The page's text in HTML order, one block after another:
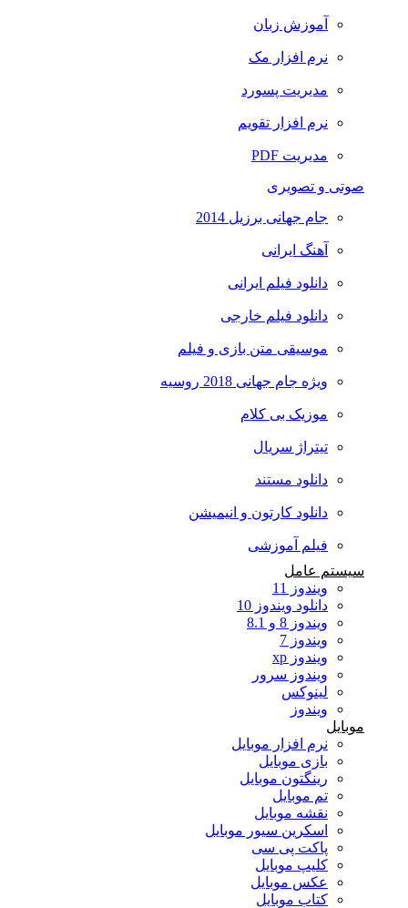
آموزش زبان
نرم افزار مک
مدیریت پسورد
نرم افزار تقویم
مدیریت PDF
صوتی و تصویری
جام جهانی برزیل 2014
آهنگ ایرانی
دانلود فیلم ایرانی
دانلود فیلم خارجی
موسیقی متن بازی و فیلم
ویژه جام جهانی 2018 روسیه
موزیک بی کلام
تیتراژ سریال
دانلود مستند
دانلود کارتون و انیمیشن
فیلم آموزشی
سیستم عامل
ویندوز 11
دانلود ویندوز 10
ویندوز 8 و 8.1
ویندوز 7
ویندوز xp
ویندوز سرور
لینوکس
ویندوز
موبایل
نرم افزار موبایل
بازی موبایل
رینگتون موبایل
تم موبایل
نقشه موبایل
اسکرین سیور موبایل
پاکت پی سی
کلیپ موبایل
عکس موبایل
کتاب موبایل